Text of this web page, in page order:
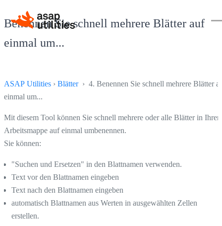
Benennen Sie schnell mehrere Blätter auf
einmal um...
ASAP Utilities › Blätter› 4. Benennen Sie schnell mehrere Blätter
einmal um...
Mit diesem Tool können Sie schnell mehrere oder alle Blätter in Ihrer
Arbeitsmappe auf einmal umbenennen.
Sie können:
"Suchen und Ersetzen" in den Blattnamen verwenden.
Text vor den Blattnamen eingeben
Text nach den Blattnamen eingeben
automatisch Blattnamen aus Werten in ausgewählten Zellen
erstellen.